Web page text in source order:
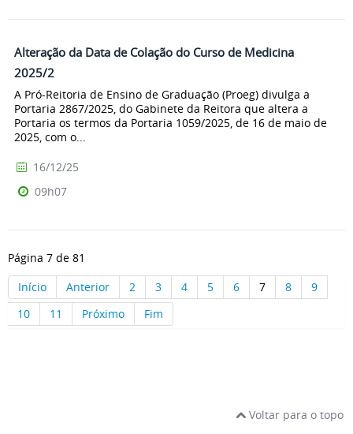
Alteração da Data de Colação do Curso de Medicina
2025/2
A Pró-Reitoria de Ensino de Graduação (Proeg) divulga a
Portaria 2867/2025, do Gabinete da Reitora que altera a
Portaria os termos da Portaria 1059/2025, de 16 de maio de
2025, com o...
16/12/25
09h07
Página 7 de 81
Início
Anterior 2 3 4 5 6 7 8
9
10
11 Próximo Fim
Voltar para o topo